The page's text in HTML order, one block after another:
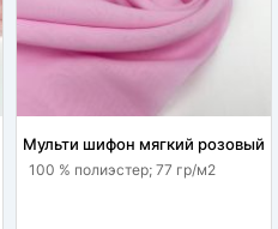
Мульти шифон мягкий розовый
100 % полиэстер; 77 гр/м2